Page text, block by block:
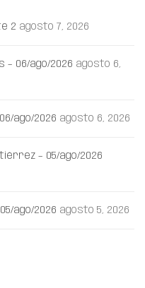
2 agosto 7, 2026
– 06/ago/2026 agosto 6,
ago/2026 agosto 6, 2026
– 05/ago/2026
ago/2026 agosto 5, 2026